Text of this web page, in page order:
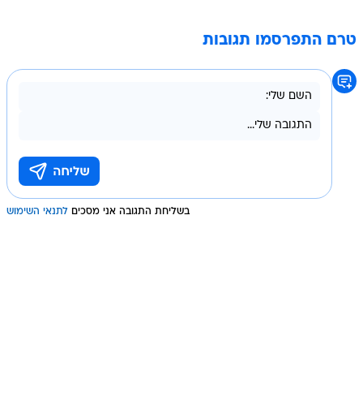
טרם התפרסמו תגובות
בשליחת התגובה אני מסכים לתנאי השימוש